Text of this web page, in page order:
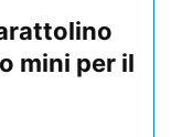
mini per il